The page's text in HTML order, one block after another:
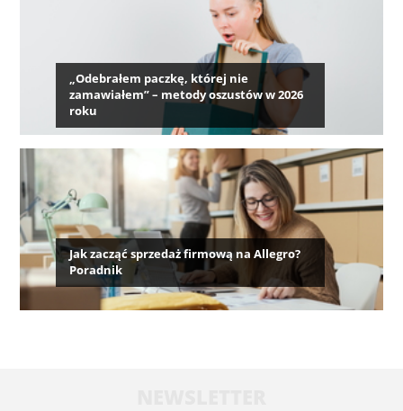
„Odebrałem paczkę, której nie
zamawiałem” – metody oszustów w 2026
roku
Jak zacząć sprzedaż firmową na Allegro?
Poradnik